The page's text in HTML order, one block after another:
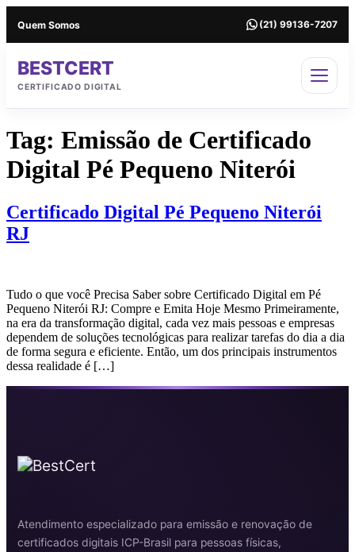
para
o
Quem Somos (21) 99136-7207
BESTCERT
CERTIFICADO DIGITAL
Tag: Emissão de Certificado
Digital Pé Pequeno Niterói
Certificado Digital Pé Pequeno Niterói
RJ
Tudo o que você Precisa Saber sobre Certificado Digital em Pé
Pequeno Niterói RJ: Compre e Emita Hoje Mesmo Primeiramente,
na era da transformação digital, cada vez mais pessoas e empresas
dependem de soluções tecnológicas para realizar tarefas do dia a dia
de forma segura e eficiente. Então, um dos principais instrumentos
dessa realidade é […]
Atendimento especializado para emissão e renovação de
certificados digitais ICP-Brasil para pessoas físicas,